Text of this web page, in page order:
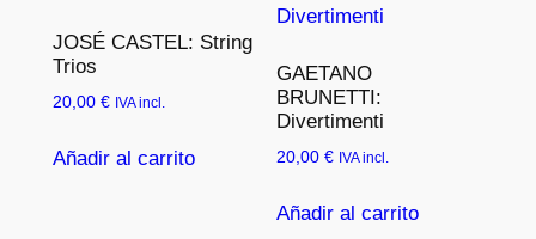
JOSÉ CASTEL: String
Trios
20,00 € IVA incl.
Añadir al carrito
GAETANO
BRUNETTI:
Divertimenti
20,00€ IVA incl.
Añadir al carrito